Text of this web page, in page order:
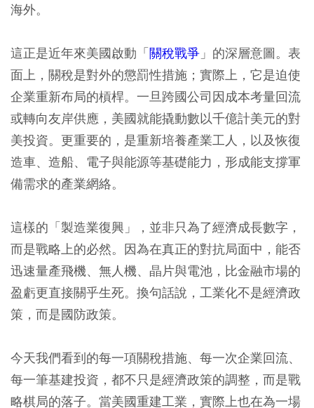
海外。
這正是近年來美國啟動「關稅戰爭 」的深層意圖。表
面上，關稅是對外的懲罰性措施；實際上，它是迫使
企業重新布局的槓桿。一旦跨國公司因成本考量回流
或轉向友岸供應，美國就能撬動數以千億計美元的對
美投資。更重要的，是重新培養產業工人，以及恢復
造車、造船、電子與能源等基礎能力，形成能支撐軍
備需求的產業網絡。
這樣的「製造業復興」，並非只為了經濟成長數字，
而是戰略上的必然。因為在真正的對抗局面中，能否
迅速量產飛機、無人機、晶片與電池，比金融市場的
盈虧更直接關乎生死。換句話說，工業化不是經濟政
策，而是國防政策。
今天我們看到的每一項關稅措施、每一次企業回流、
每一筆基建投資，都不只是經濟政策的調整，而是戰
略棋局的落子。當美國重建工業，實際上也在為一場